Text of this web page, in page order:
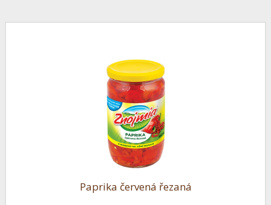
Paprika červená řezaná